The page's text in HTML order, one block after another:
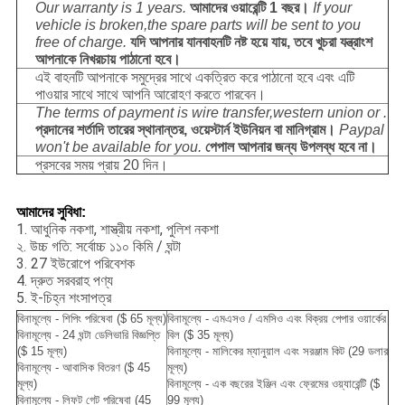
Our warranty is 1 years. আমাদের ওয়ারেন্টি 1 বছর। If your
vehicle is broken,the spare parts will be sent to you
free of charge. যদি আপনার যানবাহনটি নষ্ট হয়ে যায়, তবে খুচরা যন্ত্রাংশ
আপনাকে নিখরচায় পাঠানো হবে।
এই বাহনটি আপনাকে সমুদ্রের সাথে একত্রিত করে পাঠানো হবে এবং এটি
পাওয়ার সাথে সাথে আপনি আরোহণ করতে পারবেন।
The terms of payment is wire transfer,western union or .
প্রদানের শর্তাদি তারের স্থানান্তর, ওয়েস্টার্ন ইউনিয়ন বা মানিগ্রাম। Paypal
won't be available for you. পেপাল আপনার জন্য উপলব্ধ হবে না।
প্রসবের সময় প্রায় 20 দিন।
আমাদের সুবিধা:
1. আধুনিক নকশা, শাস্ত্রীয় নকশা, পুলিশ নকশা
২. উচ্চ গতি: সর্বোচ্চ ১১০ কিমি / ঘন্টা
3. 27 ইউরোপে পরিবেশক
4. দ্রুত সরবরাহ পণ্য
5. ই-চিহ্ন শংসাপত্র
বিনামূল্যে - শিপিং পরিষেবা ($ 65 মূল্য)
বিনামূল্যে - 24 ঘন্টা ডেলিভারি বিজ্ঞপ্তি
($ 15 মূল্য)
বিনামূল্যে - আবাসিক বিতরণ ($ 45
মূল্য)
বিনামূল্যে - লিফট গেট পরিষেবা (45
বিনামূল্যে - এমএসও / এমসিও এবং বিক্রয় পেপার ওয়ার্কের
বিল ($ 35 মূল্য)
বিনামূল্যে - মালিকের ম্যানুয়াল এবং সরঞ্জাম কিট (29 ডলার
মূল্য)
বিনামূল্যে - এক বছরের ইঞ্জিন এবং ফ্রেমের ওয়্যারেন্টি ($
99 মূল্য)